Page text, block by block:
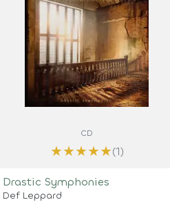
CD
★★★★★(1)
Drastic Symphonies
Def Leppard